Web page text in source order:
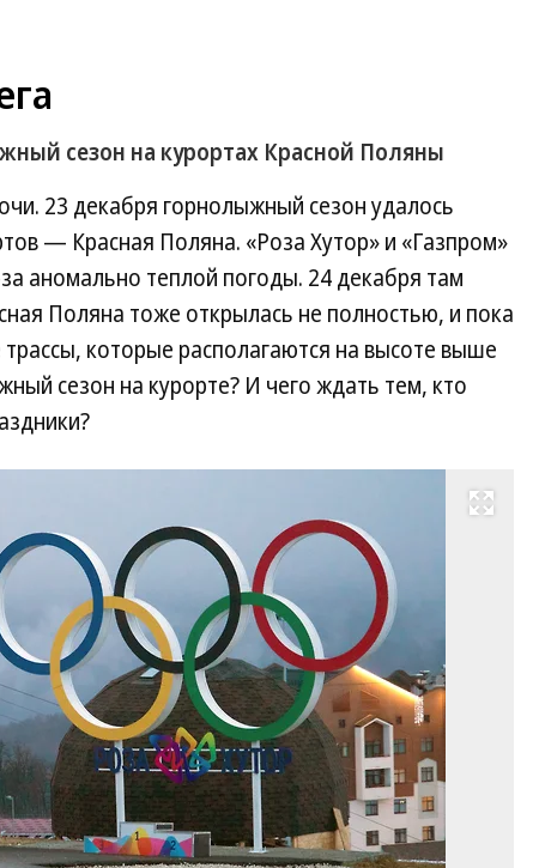
сезон на курортах Красной Поляны
23 декабря горнолыжный сезон удалось
— Красная Поляна. «Роза Хутор» и «Газпром»
аномально теплой погоды. 24 декабря там
Поляна тоже открылась не полностью, и пока
которые располагаются на высоте выше
сезон на курорте? И чего ждать тем, кто
Развернуть на весь экран